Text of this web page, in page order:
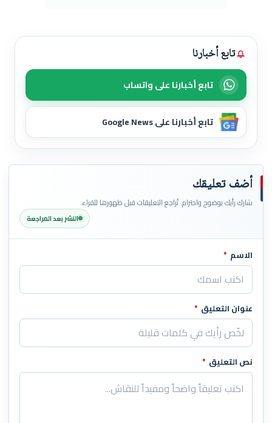
تابع أخبارنا
تابع أخبارنا على واتساب
تابع أخبارنا على Google News
أضف تعليقك
شارك رأيك بوضوح واحترام. تُراجع التعليقات قبل ظهورها للقراء.
النشر بعد المراجعة
اترك هذا الحقل فارغاً
الاسم *
عنوان التعليق *
نص التعليق *